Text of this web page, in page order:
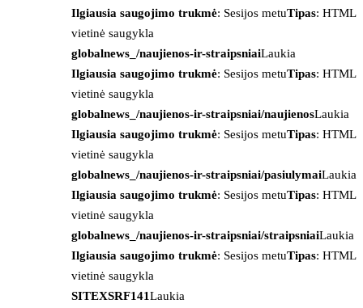
Ilgiausia saugojimo trukmė: Sesijos metuTipas: HTML
vietinė saugykla
globalnews_/naujienos-ir-straipsniaiLaukia
Ilgiausia saugojimo trukmė: Sesijos metuTipas: HTML
vietinė saugykla
globalnews_/naujienos-ir-straipsniai/naujienosLaukia
Ilgiausia saugojimo trukmė: Sesijos metuTipas: HTML
vietinė saugykla
globalnews_/naujienos-ir-straipsniai/pasiulymaiLaukia
Ilgiausia saugojimo trukmė: Sesijos metuTipas: HTML
vietinė saugykla
globalnews_/naujienos-ir-straipsniai/straipsniaiLaukia
Ilgiausia saugojimo trukmė: Sesijos metuTipas: HTML
vietinė saugykla
SITEXSRF141Laukia